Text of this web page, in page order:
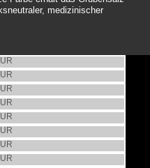
medizinischer